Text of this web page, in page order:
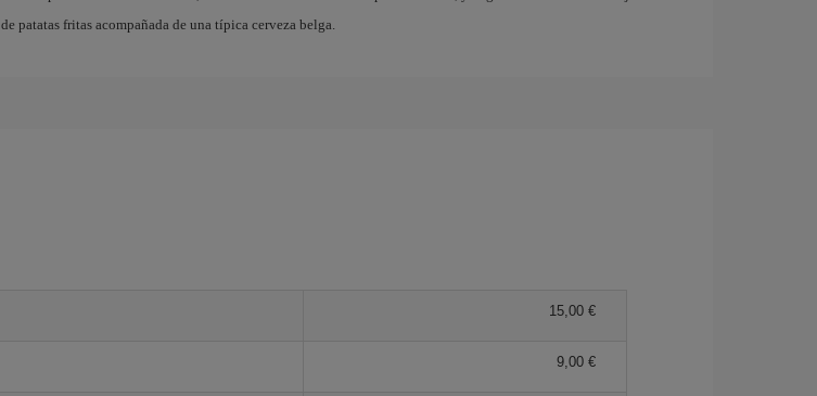
de patatas fritas acompañada de una típica cerveza belga.
15,00 €
9,00 €